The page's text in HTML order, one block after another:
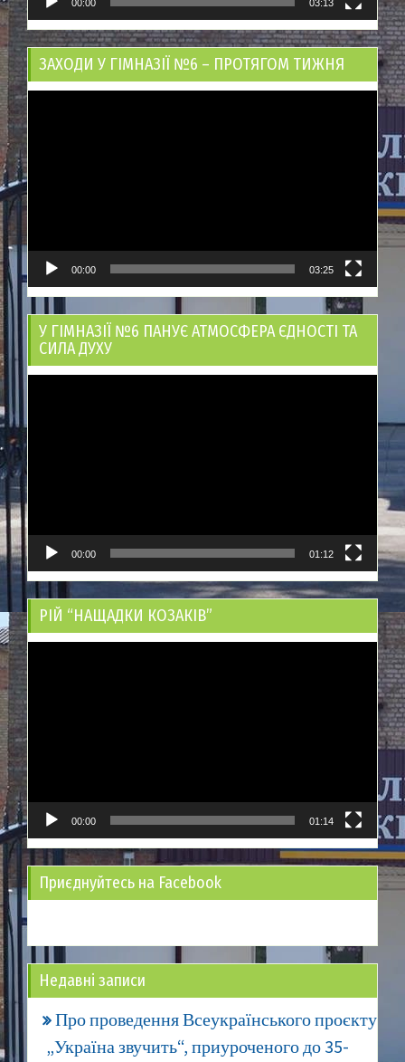
00:00 03:13
ЗАХОДИ У ГІМНАЗІЇ №6 – ПРОТЯГОМ ТИЖНЯ
00:00 03:25
У ГІМНАЗІЇ №6 ПАНУЄ АТМОСФЕРА ЄДНОСТІ ТА
СИЛА ДУХУ
00:00 01:12
РІЙ “НАЩАДКИ КОЗАКІВ”
00:00 01:14
Приєднуйтесь на Facebook
Недавні записи
Про проведення Всеукраїнського проєкту
„Україна звучить“, приуроченого до 35-